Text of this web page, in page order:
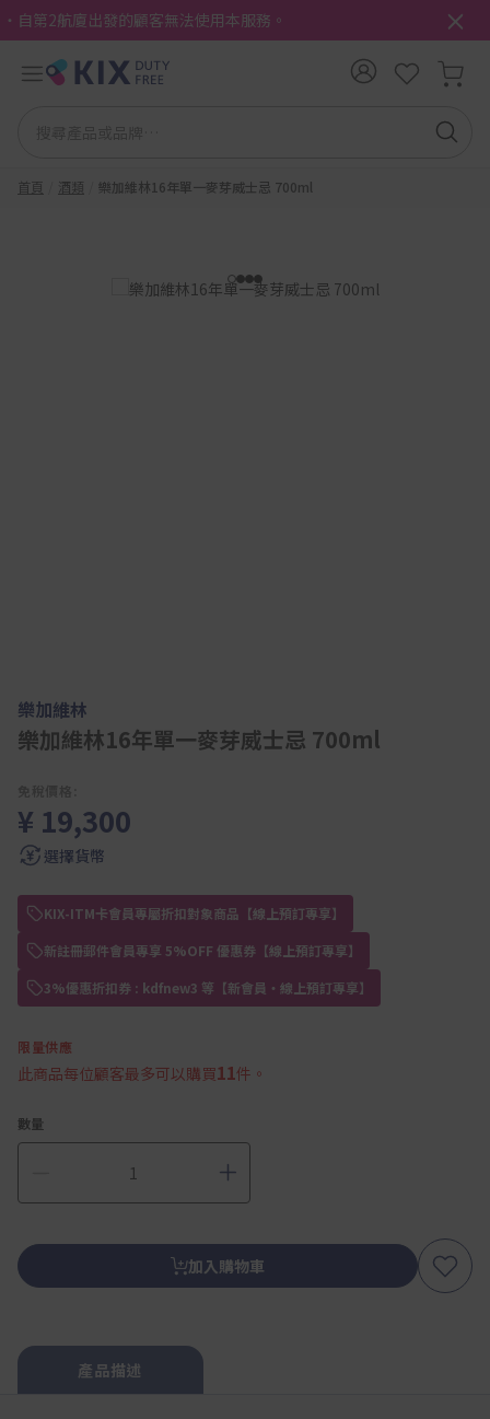
・自第2航廈出發的顧客無法使用本服務。
首頁 酒類 樂加維林16年單一麥芽威士忌 700ml
1234
樂加維林
樂加維林16年單一麥芽威士忌 700ml
¥ 19,300
選擇貨幣
KIX-ITM卡會員專屬折扣對象商品【線上預訂專享】
新註冊郵件會員專享 5%OFF 優惠券【線上預訂專享】
3%優惠折扣券 : kdfnew3 等【新會員・線上預訂專享】
限量供應
此商品每位顧客最多可以購買11件。
數量
加入購物車
產品描述